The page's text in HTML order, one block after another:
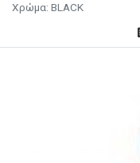
Χρώμα: BLACK